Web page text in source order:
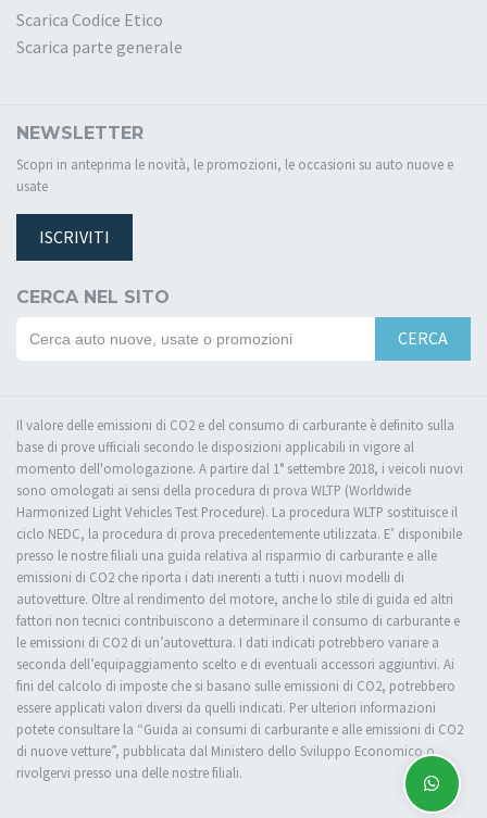
Scarica Codice Etico
Scarica parte generale
NEWSLETTER
Scopri in anteprima le novità, le promozioni, le occasioni su auto nuove e
usate
ISCRIVITI
CERCA NEL SITO
CERCA
Il valore delle emissioni di CO2 e del consumo di carburante è definito sulla
base di prove ufficiali secondo le disposizioni applicabili in vigore al
momento dell'omologazione. A partire dal 1° settembre 2018, i veicoli nuovi
sono omologati ai sensi della procedura di prova WLTP (Worldwide
Harmonized Light Vehicles Test Procedure). La procedura WLTP sostituisce il
ciclo NEDC, la procedura di prova precedentemente utilizzata. E’ disponibile
presso le nostre filiali una guida relativa al risparmio di carburante e alle
emissioni di CO2 che riporta i dati inerenti a tutti i nuovi modelli di
autovetture. Oltre al rendimento del motore, anche lo stile di guida ed altri
fattori non tecnici contribuiscono a determinare il consumo di carburante e
le emissioni di CO2 di un’autovettura. I dati indicati potrebbero variare a
seconda dell’equipaggiamento scelto e di eventuali accessori aggiuntivi. Ai
fini del calcolo di imposte che si basano sulle emissioni di CO2, potrebbero
essere applicati valori diversi da quelli indicati. Per ulteriori informazioni
potete consultare la “Guida ai consumi di carburante e alle emissioni di CO2
di nuove vetture”, pubblicata dal Ministero dello Sviluppo Economico o
rivolgervi presso una delle nostre filiali.